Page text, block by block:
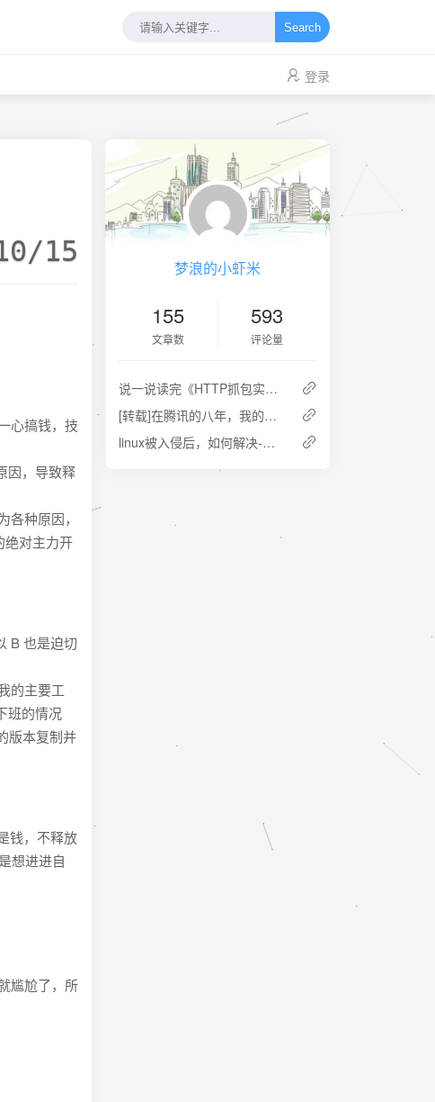
Search
登录
15
心搞钱，技
因，导致释
种原因，
绝对主力开
B 也是迫切
的主要工
班的情况
版本复制并
钱，不释放
想进进自
尴尬了，所
梦浪的小虾米
155
文章数
593
评论量
说一说读完《HTTP抓包实战》这本书的感觉，又称读后感
[转载]在腾讯的八年，我的职业思考
linux被入侵后，如何解决-附上思路